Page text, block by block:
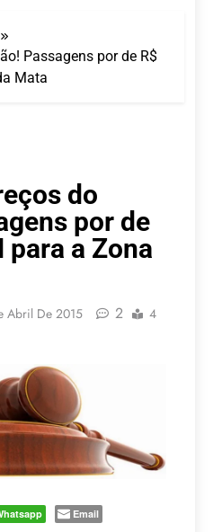
aeroportos da
Sul
Agosto De 2026
Premium
fortalece
Paulo Ibirapuera
LATAM anuncia 42
na primeira fase
operação do
195-E2
Agosto De 2026
retoma voos
entre Porto
Passagens por de R$
Mata
do
por de
para a Zona
Abril De 2015 2
4
Email